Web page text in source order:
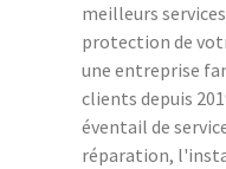
meilleurs
protection de
une entreprise
clients depuis
éventail de
réparation,